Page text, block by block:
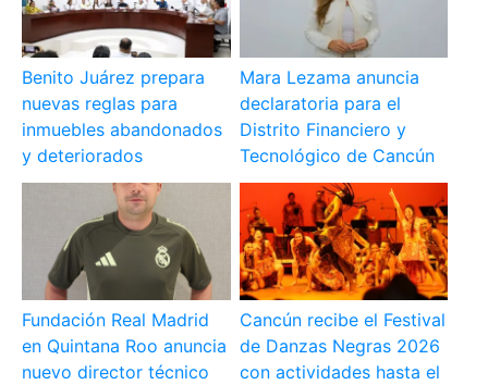
Benito Juárez prepara
nuevas reglas para
inmuebles abandonados
y deteriorados
Mara Lezama anuncia
declaratoria para el
Distrito Financiero y
Tecnológico de Cancún
Fundación Real Madrid
en Quintana Roo anuncia
nuevo director técnico
Cancún recibe el Festival
de Danzas Negras 2026
con actividades hasta el